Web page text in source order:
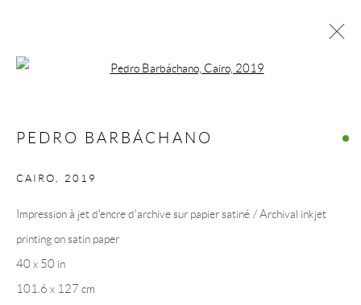
SITE WEB DE L’ARTISTE
BROWSE ARTISTS
COLLECTION ART VOLTE / ART VOLT
PEDRO BARBÁCHANO
CAIRO, 2019
Impression à jet d'encre d'archive sur papier satiné / Archival inkjet
printing on satin paper
40 x 50 in
101.6 x 127 cm